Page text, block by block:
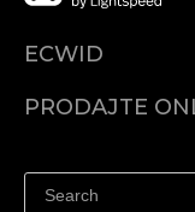
ECWID
PRODAJTE